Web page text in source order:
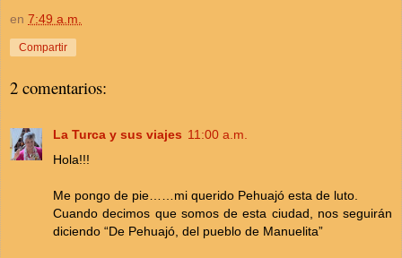
en 7:49 a.m.
Compartir
2 comentarios:
La Turca y sus viajes 11:00 a.m.
Hola!!!
Me pongo de pie……mi querido Pehuajó esta de luto.
Cuando decimos que somos de esta ciudad, nos seguirán
diciendo “De Pehuajó, del pueblo de Manuelita”